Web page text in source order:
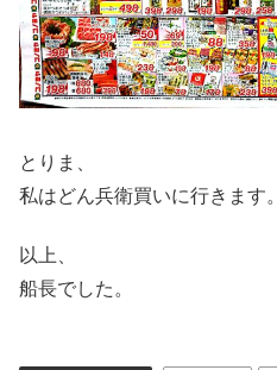
とりま、
私はどん兵衛買いに行きます。
以上、
船長でした。